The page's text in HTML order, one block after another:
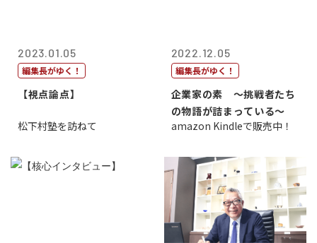
2023.01.05
編集長がゆく！
【視点論点】
松下村塾を訪ねて
2022.12.05
編集長がゆく！
企業家の素 〜挑戦者たち
の物語が詰まっている〜
amazon Kindleで販売中！